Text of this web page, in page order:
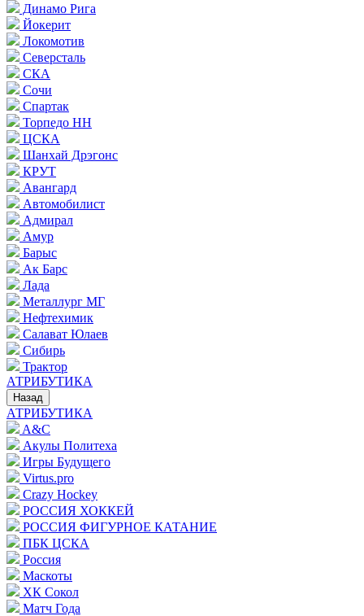
Динамо Рига
Йокерит
Локомотив
Северсталь
СКА
Сочи
Спартак
Торпедо НН
ЦСКА
Шанхай Дрэгонс
КРУТ
Авангард
Автомобилист
Адмирал
Амур
Барыс
Ак Барс
Лада
Металлург МГ
Нефтехимик
Салават Юлаев
Сибирь
Трактор
АТРИБУТИКА
Назад
АТРИБУТИКА
A&C
Акулы Политеха
Игры Будущего
Virtus.pro
Crazy Hockey
РОССИЯ ХОККЕЙ
РОССИЯ ФИГУРНОЕ КАТАНИЕ
ПБК ЦСКА
Россия
Маскоты
ХК Сокол
Матч Года